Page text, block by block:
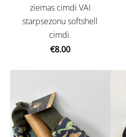
ziemas cimdi VAI
starpsezonu softshell
cimdi.
€8.00